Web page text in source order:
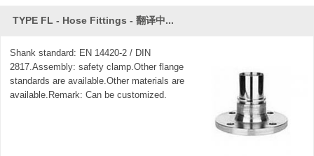
TYPE FL - Hose Fittings - 翻译中...
Shank standard: EN 14420-2 / DIN
2817.Assembly: safety clamp.Other flange
standards are available.Other materials are
available.Remark: Can be customized.